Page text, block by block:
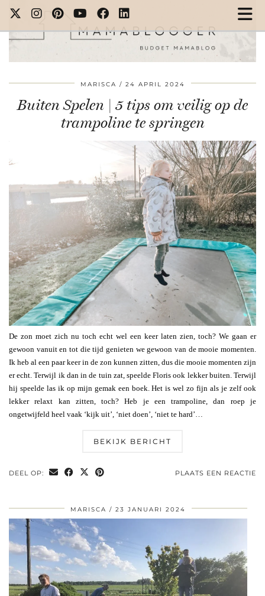
MARISCA 24 APRIL 2024
Buiten Spelen | 5 tips om veilig op de
trampoline te springen
De zon moet zich nu toch echt wel een keer laten zien, toch? We gaan er
gewoon vanuit en tot die tijd genieten we gewoon van de mooie momenten.
Ik heb al een paar keer in de zon kunnen zitten, dus die mooie momenten zijn
er echt. Terwijl ik dan in de tuin zat, speelde Floris ook lekker buiten. Terwijl
hij speelde las ik op mijn gemak een boek. Het is wel zo fijn als je zelf ook
lekker relaxt kan zitten, toch? Heb je een trampoline, dan roep je
ongetwijfeld heel vaak ‘kijk uit’, ‘niet doen’, ‘niet te hard’…
BEKIJK BERICHT
DEEL OP: PLAATS EEN REACTIE
MARISCA 23 JANUARI 2024